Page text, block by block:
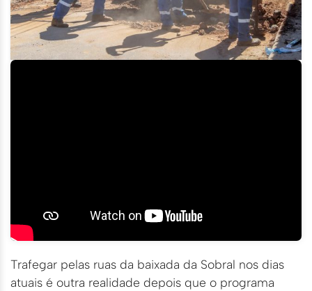
Trafegar pelas ruas da baixada da Sobral nos dias
atuais é outra realidade depois que o programa